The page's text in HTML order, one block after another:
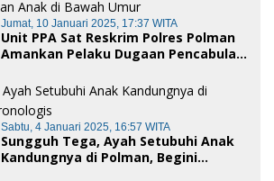
Jumat, 10 Januari 2025, 17:37 WITA
Unit PPA Sat Reskrim Polres Polman
Amankan Pelaku Dugaan Pencabulan
Sabtu, 4 Januari 2025, 16:57 WITA
Sungguh Tega, Ayah Setubuhi Anak
Kandungnya di Polman, Begini